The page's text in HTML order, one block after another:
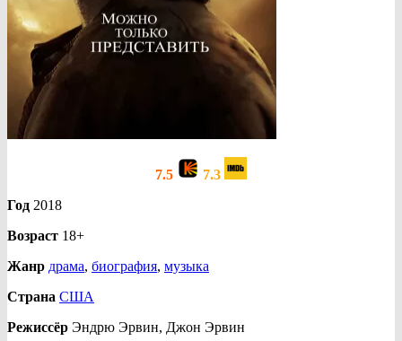
7.5
7.3
Год 2018
Возраст 18+
Жанр драма, биография, музыка
Страна США
Режиссёр Эндрю Эрвин, Джон Эрвин